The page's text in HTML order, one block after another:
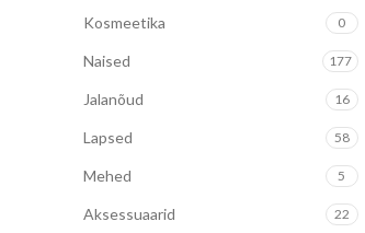
Kosmeetika 0
Naised 177
Jalanõud 16
Lapsed 58
Mehed 5
Aksessuaarid 22